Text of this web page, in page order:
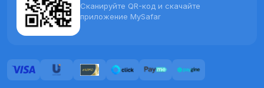
Сканируйте QR-код и скачайте
приложение MySafar